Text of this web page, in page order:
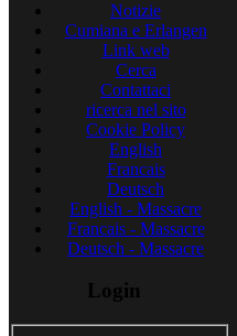
Notizie
Cumiana e Erlangen
Link web
Cerca
Contattaci
ricerca nel sito
Cookie Policy
English
Francais
Deutsch
English - Massacre
Francais - Massacre
Deutsch - Massacre
Login